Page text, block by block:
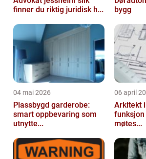
finner du riktig juridisk h...
bygg
04 mai 2026
Plassbygd garderobe:
smart oppbevaring som
utnytte...
06 april
Arkitekt
møtes...